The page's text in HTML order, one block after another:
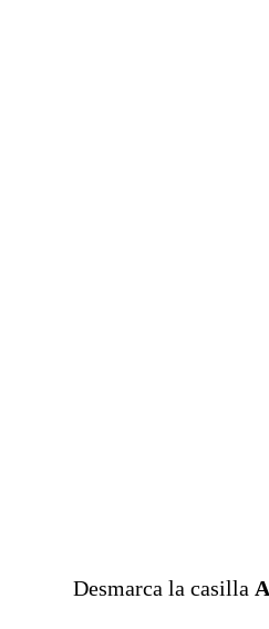
Desmarca la casilla